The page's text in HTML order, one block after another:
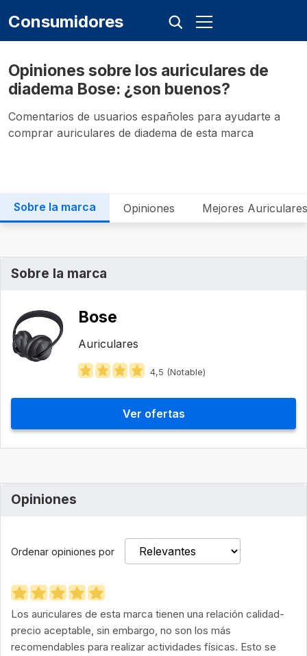
Consumidores
Opiniones sobre los auriculares de
diadema Bose: ¿son buenos?
Comentarios de usuarios españoles para ayudarte a
comprar auriculares de diadema de esta marca
Sobre la marca Opiniones Mejores
Sobre la marca
Bose
Auriculares
4,5 (Notable)
Ver ofertas
Opiniones
Ordenar opiniones por
Los auriculares de esta marca tienen una relación calidad-
precio aceptable, sin embargo, no son los más
recomendables para realizar actividades físicas. Esto se